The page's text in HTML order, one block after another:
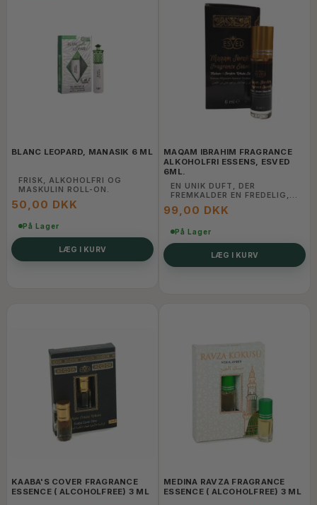
BLANC LEOPARD, MANASIK 6 ML
FRISK, ALKOHOLFRI OG
MASKULIN ROLL-ON.
50,00 DKK
På Lager
LÆG I KURV
MAQAM IBRAHIM FRAGRANCE
ALKOHOLFRI ESSENS, ESVED
6ML.
EN UNIK DUFT, DER
FREMKALDER EN FREDELIG,
SPIRITUEL ATMOSFÆRE
99,00 DKK
På Lager
LÆG I KURV
KAABA'S COVER FRAGRANCE
ESSENCE ( ALCOHOLFREE) 3 ML
MEDINA RAVZA FRAGRANCE
ESSENCE ( ALCOHOLFREE) 3 ML